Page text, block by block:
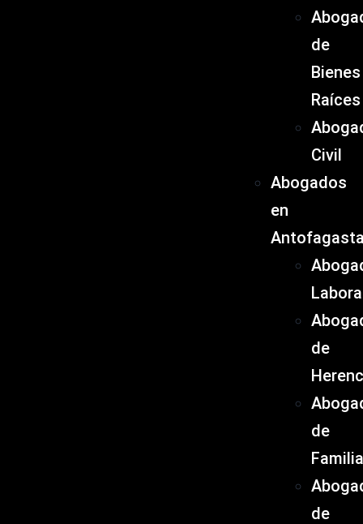
de
Bienes
Raíces
Civil
Abogados
en
de
de
Familia
de